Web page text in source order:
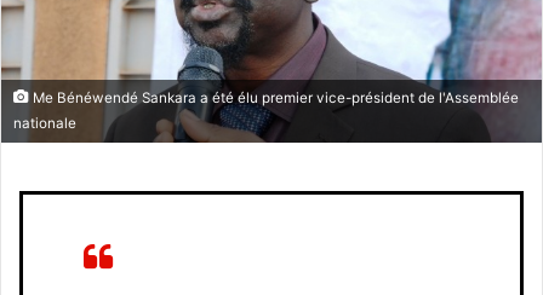
o
r
Me Bénéwendé Sankara a été élu premier vice-président de l'Assemblée
nationale